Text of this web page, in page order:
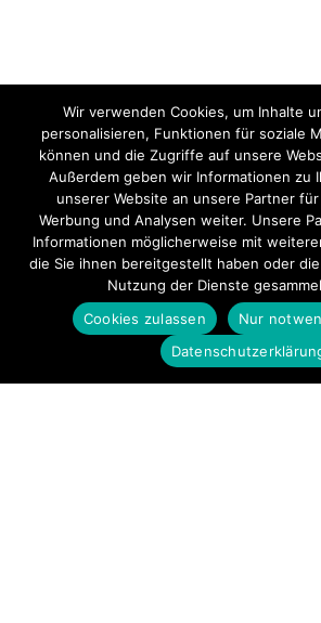
Wir verwenden Cookies, um Inhalte
personalisieren, Funktionen für soziale
können und die Zugriffe auf unsere
Außerdem geben wir Informationen zu
unserer Website an unsere Partner
Werbung und Analysen weiter. Unsere
Informationen möglicherweise mit
die Sie ihnen bereitgestellt haben oder
Nutzung der Dienste
Cookies zulassen
Nur